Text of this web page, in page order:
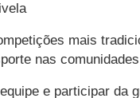
mais
nas
e participar da